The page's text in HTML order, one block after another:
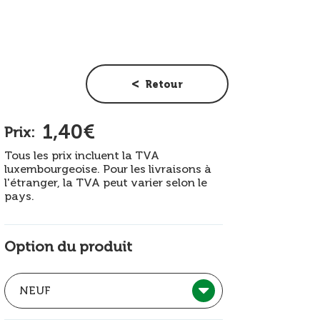
Retour
Prix: 1,40€
Tous les prix incluent la TVA
luxembourgeoise. Pour les livraisons à
l'étranger, la TVA peut varier selon le
pays.
Option du produit